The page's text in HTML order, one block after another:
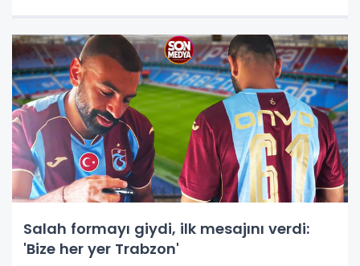
Salah formayı giydi, ilk mesajını verdi:
'Bize her yer Trabzon'